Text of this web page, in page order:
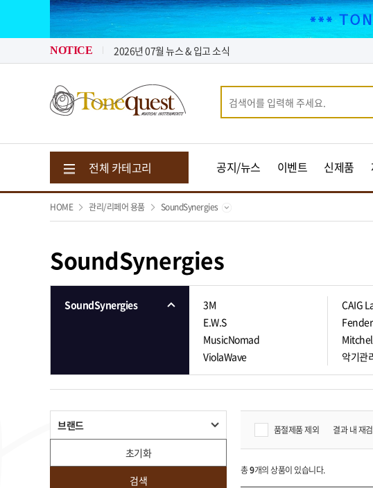
NOTICE
2026년 08월 뉴스 & 입고 소식
2026년 07월 뉴스 & 입고 소식
톤퀘스트가 "퀵 비용" 지원해 드립니다.
전체 카테고리 공지/뉴스 이벤트 신제품
HOME 관리/리페어 용품 SoundSynergies
SoundSynergies
SoundSynergies 3M CAIG
E.W.S
Fender
MusicNomad
ViolaWave
악기관
브랜드
초기화
검색
품절제품 제외 결과 내 재
총9개의 상품이 있습니다.